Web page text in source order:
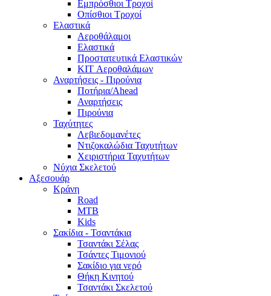
Εμπρόσθιοι Τροχοί
Οπίσθιοι Τροχοί
Ελαστικά
Αεροθάλαμοι
Ελαστικά
Προστατευτικά Ελαστικών
KIT Αεροθαλάμων
Αναρτήσεις - Πιρούνια
Ποτήρια/Ahead
Αναρτήσεις
Πιρούνια
Ταχύτητες
Λεβιεδομανέτες
Ντιζοκαλώδια Ταχυτήτων
Χειριστήρια Ταχυτήτων
Νύχια Σκελετού
Αξεσουάρ
Κράνη
Road
MTB
Kids
Σακίδια - Τσαντάκια
Τσαντάκι Σέλας
Τσάντες Τιμονιού
Σακίδιο για νερό
Θήκη Κινητού
Τσαντάκι Σκελετού